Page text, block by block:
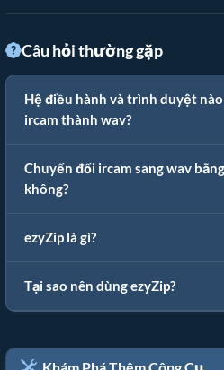
Câu hỏi thường gặp
Hệ điều hành và trình duyệt
ircam thành wav?
Chuyển đổi ircam sang wav
không?
ezyZip là gì?
Tại sao nên dùng ezyZip?